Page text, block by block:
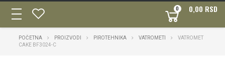
toggle
navigation
0 0,00 RSD
POČETNA PROIZVODI PIROTEHNIKA VATROMETI
VATROMET
CAKE BF3024-C